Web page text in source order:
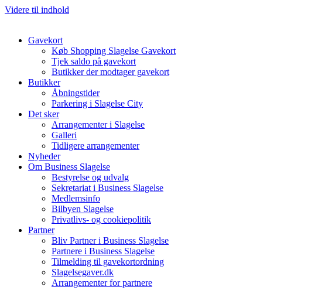
Videre til indhold
Gavekort
Køb Shopping Slagelse Gavekort
Tjek saldo på gavekort
Butikker der modtager gavekort
Butikker
Åbningstider
Parkering i Slagelse City
Det sker
Arrangementer i Slagelse
Galleri
Tidligere arrangementer
Nyheder
Om Business Slagelse
Bestyrelse og udvalg
Sekretariat i Business Slagelse
Medlemsinfo
Bilbyen Slagelse
Privatlivs- og cookiepolitik
Partner
Bliv Partner i Business Slagelse
Partnere i Business Slagelse
Tilmelding til gavekortordning
Slagelsegaver.dk
Arrangementer for partnere